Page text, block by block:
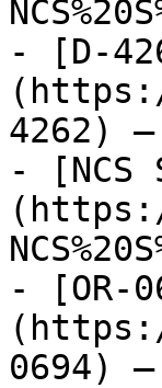
- [D-
4262)
- [NCS
- [OR-
0694) —